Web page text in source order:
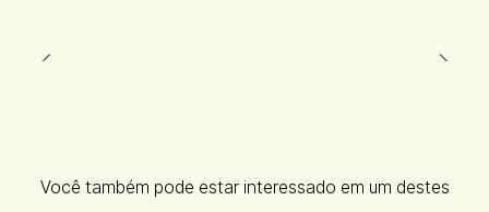
Você também pode estar interessado em um destes